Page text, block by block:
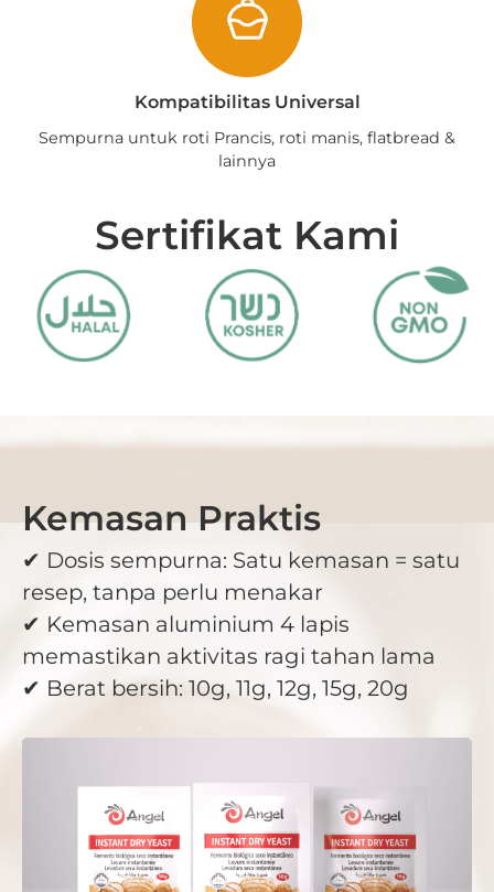
Kompatibilitas Universal
Sempurna untuk roti Prancis, roti manis, flatbread &
lainnya
Sertifikat Kami
Kemasan Praktis
✔ Dosis sempurna: Satu kemasan = satu
resep, tanpa perlu menakar
✔ Kemasan aluminium 4 lapis
memastikan aktivitas ragi tahan lama
✔ Berat bersih: 10g, 11g, 12g, 15g, 20g